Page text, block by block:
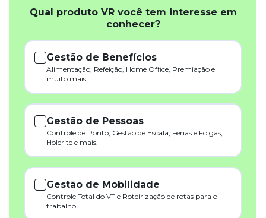
Qual produto VR você tem interesse em
conhecer?
Gestão de Benefícios
Alimentação, Refeição, Home Office, Premiação e
muito mais.
Gestão de Pessoas
Controle de Ponto, Gestão de Escala, Férias e Folgas,
Holerite e mais.
Gestão de Mobilidade
Controle Total do VT e Roteirização de rotas para o
trabalho.